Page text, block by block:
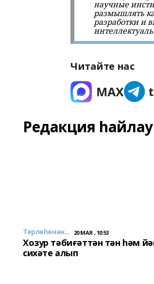
научные
размышлять
разработки и
Читайте нас
Редакция
Төрлөһөнән... 20 МАЯ , 10:53
Хозур тәбиғәттән тән һәм
сихәте алып